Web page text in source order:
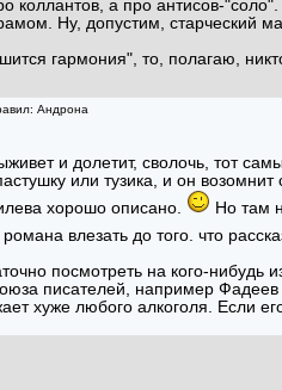
коллантов, а про антисов-
Ну, допустим, старческий
гармония", то, полагаю,
Андрона
и долетит, сволочь, тот
или тузика, и он
хорошо описано.
Но там
влезать до того. что
посмотреть на кого-
писателей, например
хуже любого алкоголя. Если